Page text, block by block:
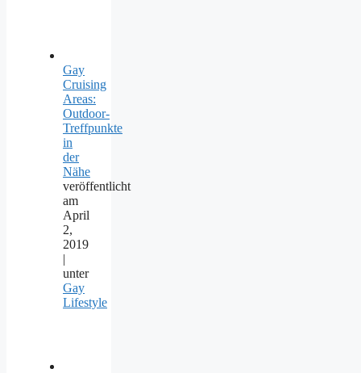
Gay
Cruising
Areas:
Outdoor-
Treffpunkte
in
der
Nähe
veröffentlicht
am
April
2,
2019
|
unter
Gay
Lifestyle